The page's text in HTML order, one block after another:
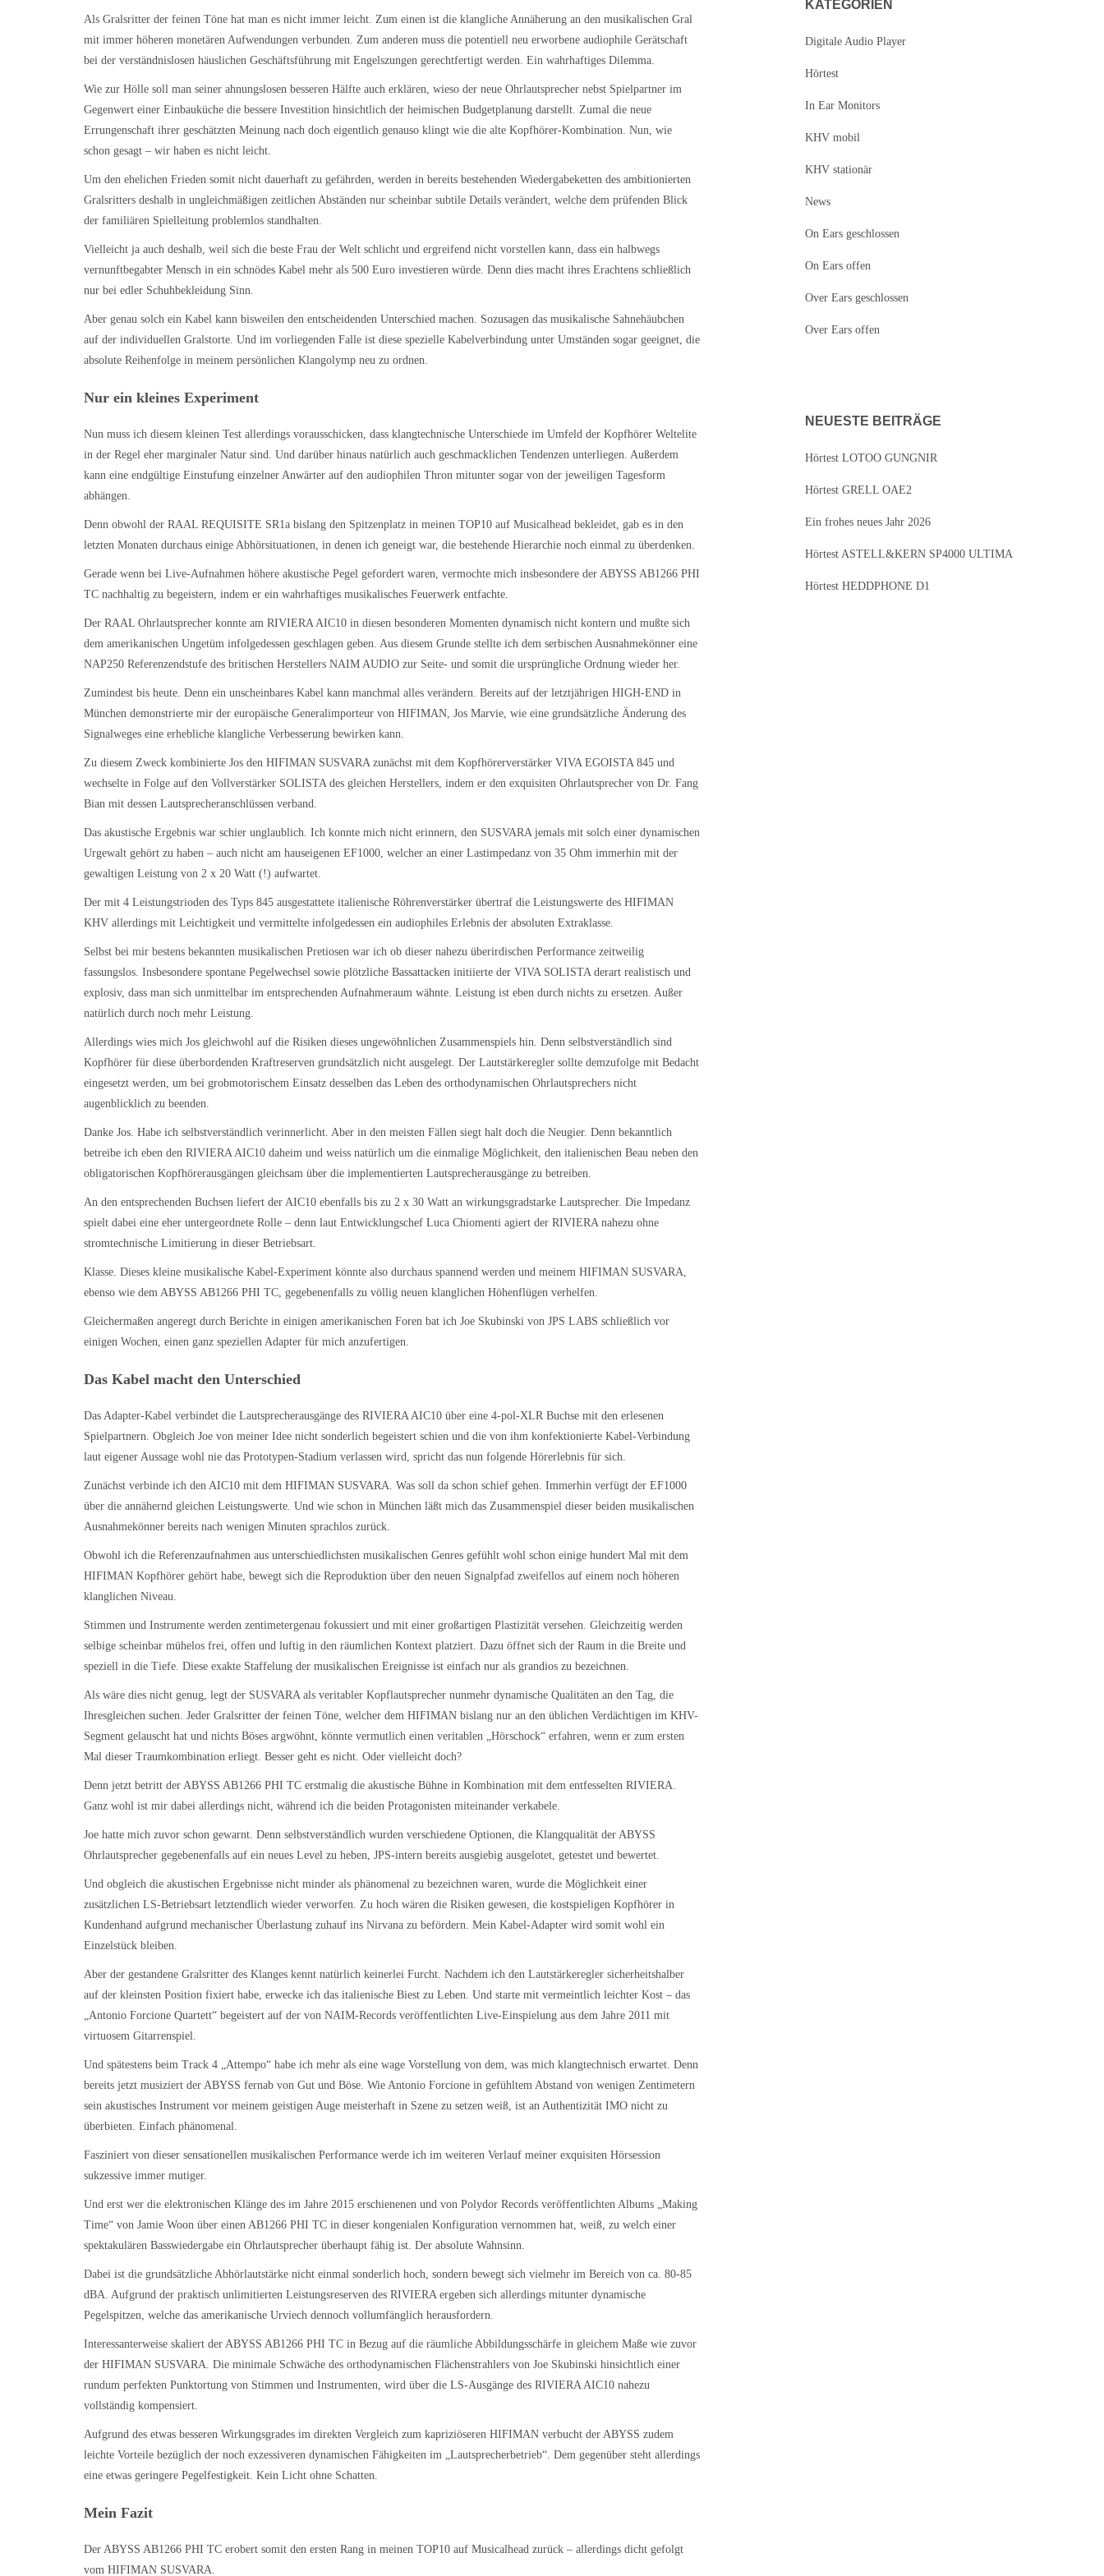
Als Gralsritter der feinen Töne hat man es nicht immer leicht. Zum einen ist die klangliche Annäherung an den musikalischen Gral
mit immer höheren monetären Aufwendungen verbunden. Zum anderen muss die potentiell neu erworbene audiophile Gerätschaft
bei der verständnislosen häuslichen Geschäftsführung mit Engelszungen gerechtfertigt werden. Ein wahrhaftiges Dilemma.
Wie zur Hölle soll man seiner ahnungslosen besseren Hälfte auch erklären, wieso der neue Ohrlautsprecher nebst Spielpartner im
Gegenwert einer Einbauküche die bessere Investition hinsichtlich der heimischen Budgetplanung darstellt. Zumal die neue
Errungenschaft ihrer geschätzten Meinung nach doch eigentlich genauso klingt wie die alte Kopfhörer-Kombination. Nun, wie
schon gesagt – wir haben es nicht leicht.
Um den ehelichen Frieden somit nicht dauerhaft zu gefährden, werden in bereits bestehenden Wiedergabeketten des ambitionierten
Gralsritters deshalb in ungleichmäßigen zeitlichen Abständen nur scheinbar subtile Details verändert, welche dem prüfenden Blick
der familiären Spielleitung problemlos standhalten.
Vielleicht ja auch deshalb, weil sich die beste Frau der Welt schlicht und ergreifend nicht vorstellen kann, dass ein halbwegs
vernunftbegabter Mensch in ein schnödes Kabel mehr als 500 Euro investieren würde. Denn dies macht ihres Erachtens schließlich
nur bei edler Schuhbekleidung Sinn.
Aber genau solch ein Kabel kann bisweilen den entscheidenden Unterschied machen. Sozusagen das musikalische Sahnehäubchen
auf der individuellen Gralstorte. Und im vorliegenden Falle ist diese spezielle Kabelverbindung unter Umständen sogar geeignet, die
absolute Reihenfolge in meinem persönlichen Klangolymp neu zu ordnen.
Nur ein kleines Experiment
Nun muss ich diesem kleinen Test allerdings vorausschicken, dass klangtechnische Unterschiede im Umfeld der Kopfhörer Weltelite
in der Regel eher marginaler Natur sind. Und darüber hinaus natürlich auch geschmacklichen Tendenzen unterliegen. Außerdem
kann eine endgültige Einstufung einzelner Anwärter auf den audiophilen Thron mitunter sogar von der jeweiligen Tagesform
abhängen.
Denn obwohl der RAAL REQUISITE SR1a bislang den Spitzenplatz in meinen TOP10 auf Musicalhead bekleidet, gab es in den
letzten Monaten durchaus einige Abhörsituationen, in denen ich geneigt war, die bestehende Hierarchie noch einmal zu überdenken.
Gerade wenn bei Live-Aufnahmen höhere akustische Pegel gefordert waren, vermochte mich insbesondere der ABYSS AB1266 PHI
TC nachhaltig zu begeistern, indem er ein wahrhaftiges musikalisches Feuerwerk entfachte.
Der RAAL Ohrlautsprecher konnte am RIVIERA AIC10 in diesen besonderen Momenten dynamisch nicht kontern und mußte sich
dem amerikanischen Ungetüm infolgedessen geschlagen geben. Aus diesem Grunde stellte ich dem serbischen Ausnahmekönner eine
NAP250 Referenzendstufe des britischen Herstellers NAIM AUDIO zur Seite- und somit die ursprüngliche Ordnung wieder her.
Zumindest bis heute. Denn ein unscheinbares Kabel kann manchmal alles verändern. Bereits auf der letztjährigen HIGH-END in
München demonstrierte mir der europäische Generalimporteur von HIFIMAN, Jos Marvie, wie eine grundsätzliche Änderung des
Signalweges eine erhebliche klangliche Verbesserung bewirken kann.
Zu diesem Zweck kombinierte Jos den HIFIMAN SUSVARAzunächst mit dem Kopfhörerverstärker VIVA EGOISTA 845 und
wechselte in Folge auf den Vollverstärker SOLISTA des gleichen Herstellers, indem er den exquisiten Ohrlautsprecher von Dr. Fang
Bian mit dessen Lautsprecheranschlüssen verband.
Das akustische Ergebnis war schier unglaublich. Ich konnte mich nicht erinnern, den SUSVARA jemals mit solch einer dynamischen
Urgewalt gehört zu haben – auch nicht am hauseigenen EF1000, welcher an einer Lastimpedanz von 35 Ohm immerhin mit der
gewaltigen Leistung von 2 x 20 Watt (!) aufwartet.
Der mit 4 Leistungstrioden des Typs 845 ausgestattete italienische Röhrenverstärker übertraf die Leistungswerte des HIFIMAN
KHV allerdings mit Leichtigkeit und vermittelte infolgedessen ein audiophiles Erlebnis der absoluten Extraklasse.
Selbst bei mir bestens bekannten musikalischen Pretiosen war ich ob dieser nahezu überirdischen Performance zeitweilig
fassungslos. Insbesondere spontane Pegelwechsel sowie plötzliche Bassattacken initiierte der VIVA SOLISTA derart realistisch und
explosiv, dass man sich unmittelbar im entsprechenden Aufnahmeraum wähnte. Leistung ist eben durch nichts zu ersetzen. Außer
natürlich durch noch mehr Leistung.
Allerdings wies mich Jos gleichwohl auf die Risiken dieses ungewöhnlichen Zusammenspiels hin. Denn selbstverständlich sind
Kopfhörer für diese überbordenden Kraftreserven grundsätzlich nicht ausgelegt. Der Lautstärkeregler sollte demzufolge mit Bedacht
eingesetzt werden, um bei grobmotorischem Einsatz desselben das Leben des orthodynamischen Ohrlautsprechers nicht
augenblicklich zu beenden.
Danke Jos. Habe ich selbstverständlich verinnerlicht. Aber in den meisten Fällen siegt halt doch die Neugier. Denn bekanntlich
betreibe ich eben den RIVIERA AIC10 daheim und weiss natürlich um die einmalige Möglichkeit, den italienischen Beau neben den
obligatorischen Kopfhörerausgängen gleichsam über die implementierten Lautsprecherausgänge zu betreiben.
An den entsprechenden Buchsen liefert der AIC10 ebenfalls bis zu 2 x 30 Watt an wirkungsgradstarke Lautsprecher. Die Impedanz
spielt dabei eine eher untergeordnete Rolle – denn laut Entwicklungschef Luca Chiomenti agiert der RIVIERA nahezu ohne
stromtechnische Limitierung in dieser Betriebsart.
Klasse. Dieses kleine musikalische Kabel-Experiment könnte also durchaus spannend werden und meinem HIFIMAN SUSVARA,
ebenso wie dem ABYSS AB1266 PHI TC, gegebenenfalls zu völlig neuen klanglichen Höhenflügen verhelfen.
Gleichermaßen angeregt durch Berichte in einigen amerikanischen Foren bat ich Joe Skubinski von JPS LABS schließlich vor
einigen Wochen, einen ganz speziellen Adapter für mich anzufertigen.
Das Kabel macht den Unterschied
Das Adapter-Kabel verbindet die Lautsprecherausgänge des RIVIERA AIC10 über eine 4-pol-XLR Buchse mit den erlesenen
Spielpartnern. Obgleich Joe von meiner Idee nicht sonderlich begeistert schien und die von ihm konfektionierte Kabel-Verbindung
laut eigener Aussage wohl nie das Prototypen-Stadium verlassen wird, spricht das nun folgende Hörerlebnis für sich.
Zunächst verbinde ich den AIC10 mit dem HIFIMAN SUSVARA. Was soll da schon schief gehen. Immerhin verfügt der EF1000
über die annähernd gleichen Leistungswerte. Und wie schon in München läßt mich das Zusammenspiel dieser beiden musikalischen
Ausnahmekönner bereits nach wenigen Minuten sprachlos zurück.
Obwohl ich die Referenzaufnahmen aus unterschiedlichsten musikalischen Genres gefühlt wohl schon einige hundert Mal mit dem
HIFIMAN Kopfhörer gehört habe, bewegt sich die Reproduktion über den neuen Signalpfad zweifellos auf einem noch höheren
klanglichen Niveau.
Stimmen und Instrumente werden zentimetergenau fokussiert und mit einer großartigen Plastizität versehen. Gleichzeitig werden
selbige scheinbar mühelos frei, offen und luftig in den räumlichen Kontext platziert. Dazu öffnet sich der Raum in die Breite und
speziell in die Tiefe. Diese exakte Staffelung der musikalischen Ereignisse ist einfach nur als grandios zu bezeichnen.
Als wäre dies nicht genug, legt der SUSVARA als veritabler Kopflautsprecher nunmehr dynamische Qualitäten an den Tag, die
Ihresgleichen suchen. Jeder Gralsritter der feinen Töne, welcher dem HIFIMAN bislang nur an den üblichen Verdächtigen im KHV-
Segment gelauscht hat und nichts Böses argwöhnt, könnte vermutlich einen veritablen „Hörschock“ erfahren, wenn er zum ersten
Mal dieser Traumkombination erliegt. Besser geht es nicht. Oder vielleicht doch?
Denn jetzt betritt der ABYSS AB1266 PHI TC erstmalig die akustische Bühne in Kombination mit dem entfesselten RIVIERA.
Ganz wohl ist mir dabei allerdings nicht, während ich die beiden Protagonisten miteinander verkabele.
Joe hatte mich zuvor schon gewarnt. Denn selbstverständlich wurden verschiedene Optionen, die Klangqualität der ABYSS
Ohrlautsprecher gegebenenfalls auf ein neues Level zu heben, JPS-intern bereits ausgiebig ausgelotet, getestet und bewertet.
Und obgleich die akustischen Ergebnisse nicht minder als phänomenal zu bezeichnen waren, wurde die Möglichkeit einer
zusätzlichen LS-Betriebsart letztendlich wieder verworfen. Zu hoch wären die Risiken gewesen, die kostspieligen Kopfhörer in
Kundenhand aufgrund mechanischer Überlastung zuhauf ins Nirvana zu befördern. Mein Kabel-Adapter wird somit wohl ein
Einzelstück bleiben.
Aber der gestandene Gralsritter des Klanges kennt natürlich keinerlei Furcht. Nachdem ich den Lautstärkeregler sicherheitshalber
auf der kleinsten Position fixiert habe, erwecke ich das italienische Biest zu Leben. Und starte mit vermeintlich leichter Kost – das
„Antonio Forcione Quartett“ begeistert auf der von NAIM-Records veröffentlichten Live-Einspielung aus dem Jahre 2011 mit
virtuosem Gitarrenspiel.
Und spätestens beim Track 4 „Attempo“ habe ich mehr als eine wage Vorstellung von dem, was mich klangtechnisch erwartet. Denn
bereits jetzt musiziert der ABYSS fernab von Gut und Böse. Wie Antonio Forcione in gefühltem Abstand von wenigen Zentimetern
sein akustisches Instrument vor meinem geistigen Auge meisterhaft in Szene zu setzen weiß, ist an Authentizität IMO nicht zu
überbieten. Einfach phänomenal.
Fasziniert von dieser sensationellen musikalischen Performance werde ich im weiteren Verlauf meiner exquisiten Hörsession
sukzessive immer mutiger.
Und erst wer die elektronischen Klänge des im Jahre 2015 erschienenen und von Polydor Records veröffentlichten Albums „Making
Time“ von Jamie Woon über einen AB1266 PHI TC in dieser kongenialen Konfiguration vernommen hat, weiß, zu welch einer
spektakulären Basswiedergabe ein Ohrlautsprecher überhaupt fähig ist. Der absolute Wahnsinn.
Dabei ist die grundsätzliche Abhörlautstärke nicht einmal sonderlich hoch, sondern bewegt sich vielmehr im Bereich von ca. 80-85
dBA. Aufgrund der praktisch unlimitierten Leistungsreserven des RIVIERA ergeben sich allerdings mitunter dynamische
Pegelspitzen, welche das amerikanische Urviech dennoch vollumfänglich herausfordern.
Interessanterweise skaliert der ABYSS AB1266 PHI TC in Bezug auf die räumliche Abbildungsschärfe in gleichem Maße wie zuvor
der HIFIMAN SUSVARA. Die minimale Schwäche des orthodynamischen Flächenstrahlers von Joe Skubinski hinsichtlich einer
rundum perfekten Punktortung von Stimmen und Instrumenten, wird über die LS-Ausgänge des RIVIERA AIC10 nahezu
vollständig kompensiert.
Aufgrund des etwas besseren Wirkungsgrades im direkten Vergleich zum kapriziöseren HIFIMAN verbucht der ABYSS zudem
leichte Vorteile bezüglich der noch exzessiveren dynamischen Fähigkeiten im „Lautsprecherbetrieb“. Dem gegenüber steht allerdings
eine etwas geringere Pegelfestigkeit. Kein Licht ohne Schatten.
Mein Fazit
Der ABYSS AB1266 PHI TC erobert somit den ersten Rang in meinen TOP10 auf Musicalhead zurück – allerdings dicht gefolgt
vom HIFIMAN SUSVARA.
KATEGORIEN
Digitale Audio Player
Hörtest
In Ear Monitors
KHV mobil
KHV stationär
News
On Ears geschlossen
On Ears offen
Over Ears geschlossen
Over Ears offen
NEUESTE BEITRÄGE
Hörtest LOTOO GUNGNIR
Hörtest GRELL OAE2
Ein frohes neues Jahr 2026
Hörtest ASTELL&KERN SP4000 ULTIMA
Hörtest HEDDPHONE D1